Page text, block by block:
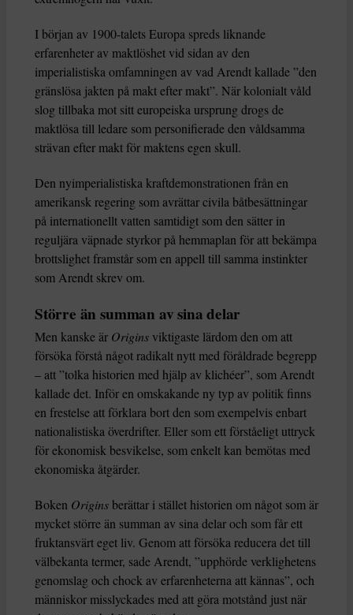
I början av 1900-talets Europa spreds liknande
erfarenheter av maktlöshet vid sidan av den
imperialistiska omfamningen av vad Arendt kallade ”den
gränslösa jakten på makt efter makt”. När kolonialt våld
slog tillbaka mot sitt europeiska ursprung drogs de
maktlösa till ledare som personifierade den våldsamma
strävan efter makt för maktens egen skull.
Den nyimperialistiska kraftdemonstrationen från en
amerikansk regering som avrättar civila båtbesättningar
på internationellt vatten samtidigt som den sätter in
reguljära väpnade styrkor på hemmaplan för att bekämpa
brottslighet framstår som en appell till samma instinkter
som Arendt skrev om.
Större än summan av sina delar
Men kanske är Origins viktigaste lärdom den om att
försöka förstå något radikalt nytt med föråldrade begrepp
– att ”tolka historien med hjälp av klichéer”, som Arendt
kallade det. Inför en omskakande ny typ av politik finns
en frestelse att förklara bort den som exempelvis enbart
nationalistiska överdrifter. Eller som ett förståeligt uttryck
för ekonomisk besvikelse, som enkelt kan bemötas med
ekonomiska åtgärder.
Boken Originsberättar i stället historien om något som är
mycket större än summan av sina delar och som får ett
fruktansvärt eget liv. Genom att försöka reducera det till
välbekanta termer, sade Arendt, ”upphörde verklighetens
genomslag och chock av erfarenheterna att kännas”, och
människor misslyckades med att göra motstånd just när